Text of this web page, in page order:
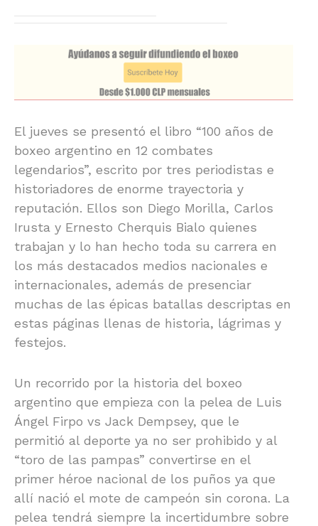
El jueves se presentó el libro “100 años de
boxeo argentino en 12 combates
legendarios”, escrito por tres periodistas e
historiadores de enorme trayectoria y
reputación. Ellos son Diego Morilla, Carlos
Irusta y Ernesto Cherquis Bialo quienes
trabajan y lo han hecho toda su carrera en
los más destacados medios nacionales e
internacionales, además de presenciar
muchas de las épicas batallas descriptas en
estas páginas llenas de historia, lágrimas y
festejos.
Un recorrido por la historia del boxeo
argentino que empieza con la pelea de Luis
Ángel Firpo vs Jack Dempsey, que le
permitió al deporte ya no ser prohibido y al
“toro de las pampas” convertirse en el
primer héroe nacional de los puños ya que
allí nació el mote de campeón sin corona. La
pelea tendrá siempre la incertidumbre sobre